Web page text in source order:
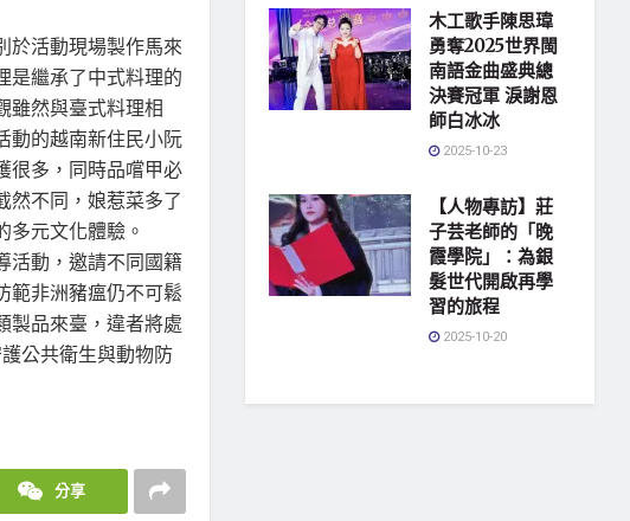
於活動現場製作馬來
是繼承了中式料理的
雖然與臺式料理相
動的越南新住民小阮
很多，同時品嚐甲必
然不同，娘惹菜多了
多元文化體驗。
活動，邀請不同國籍
範非洲豬瘟仍不可鬆
製品來臺，違者將處
公共衛生與動物防
分享
木工歌手陳思瑋
勇奪2025世界閩
南語金曲盛典總
決賽冠軍 淚謝恩
師白冰冰
2025-10-23
【人物專訪】莊
子芸老師的「晚
霞學院」：為銀
髮世代開啟再學
習的旅程
2025-10-20